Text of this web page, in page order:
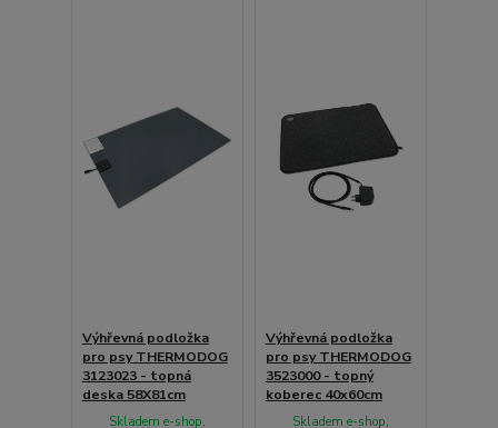
Výhřevná podložka
pro psy THERMODOG
3123023 - topná
deska 58X81cm
Skladem e-shop,
Výhřevná podložka
pro psy THERMODOG
3523000 - topný
koberec 40x60cm
Skladem e-shop,